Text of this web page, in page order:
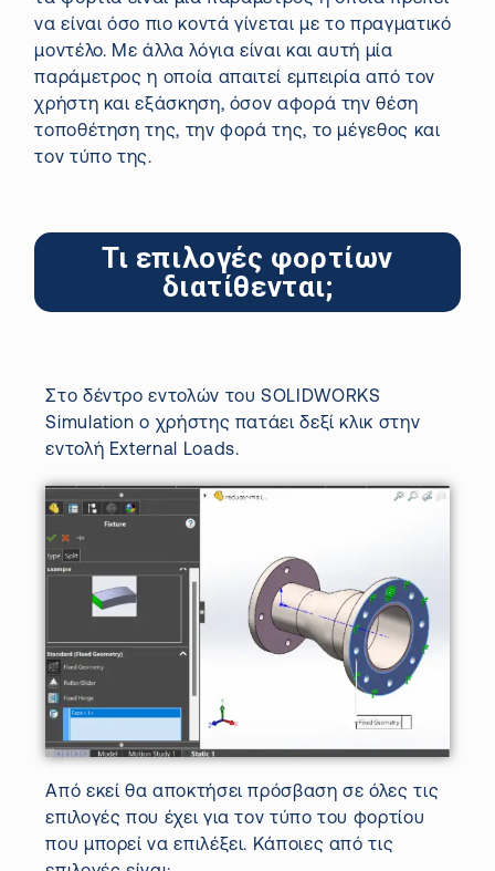
να είναι όσο πιο κοντά γίνεται με το πραγματικό
μοντέλο. Με άλλα λόγια είναι και αυτή μία
παράμετρος η οποία απαιτεί εμπειρία από τον
χρήστη και εξάσκηση, όσον αφορά την θέση
τοποθέτηση της, την φορά της, το μέγεθος και
τον τύπο της.
Τι επιλογές φορτίων
διατίθενται;
Στο δέντρο εντολών του SOLIDWORKS
Simulation ο χρήστης πατάει δεξί κλικ στην
εντολή External Loads.
Από εκεί θα αποκτήσει πρόσβαση σε όλες τις
επιλογές που έχει για τον τύπο του φορτίου
που μπορεί να επιλέξει. Κάποιες από τις